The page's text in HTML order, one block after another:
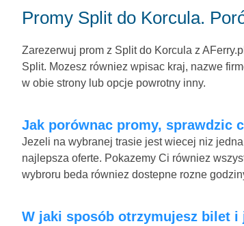
Promy Split do Korcula.
Zarezerwuj prom z Split do Korcula z
Split. Mozesz równiez wpisac kraj, nazwe
w obie strony lub opcje powrotny inny.
Jak porównac promy,
Jezeli na wybranej trasie jest wiecej niz
najlepsza oferte. Pokazemy Ci równiez
wybroru beda równiez dostepne rozne
W jaki sposób otrzymujesz